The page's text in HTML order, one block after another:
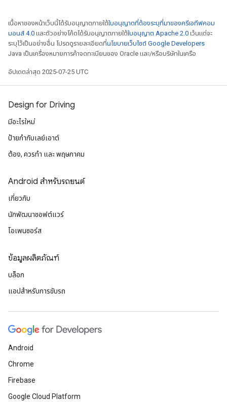
เนื้อหาของหน้าเว็บนี้ได้รับอนุญาตภายใต้ใบอนุญาตที่ต้องระบุที่มาของครีเอทีฟคอม
มอนส์ 4.0 และตัวอย่างโค้ดได้รับอนุญาตภายใต้ใบอนุญาต Apache 2.0 เว้นแต่จะ
ระบุไว้เป็นอย่างอื่น โปรดดูรายละเอียดที่นโยบายเว็บไซต์ Google Developers
Java เป็นเครื่องหมายการค้าจดทะเบียนของ Oracle และ/หรือบริษัทในเครือ
อัปเดตล่าสุด 2025-07-25 UTC
Design for Driving
มีอะไรใหม่
ป้ายกํากับเลย์เอาต์
ต้อง, ควรทำ และ พฤษภาคม
Android สำหรับรถยนต์
เกี่ยวกับ
นักพัฒนาซอฟต์แวร์
โอเพนซอร์ส
ข้อมูลผลิตภัณฑ์
บล็อก
แอปสำหรับการขับรถ
Android
Chrome
Firebase
Google Cloud Platform